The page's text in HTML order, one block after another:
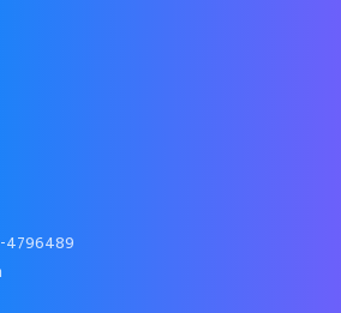
4796489